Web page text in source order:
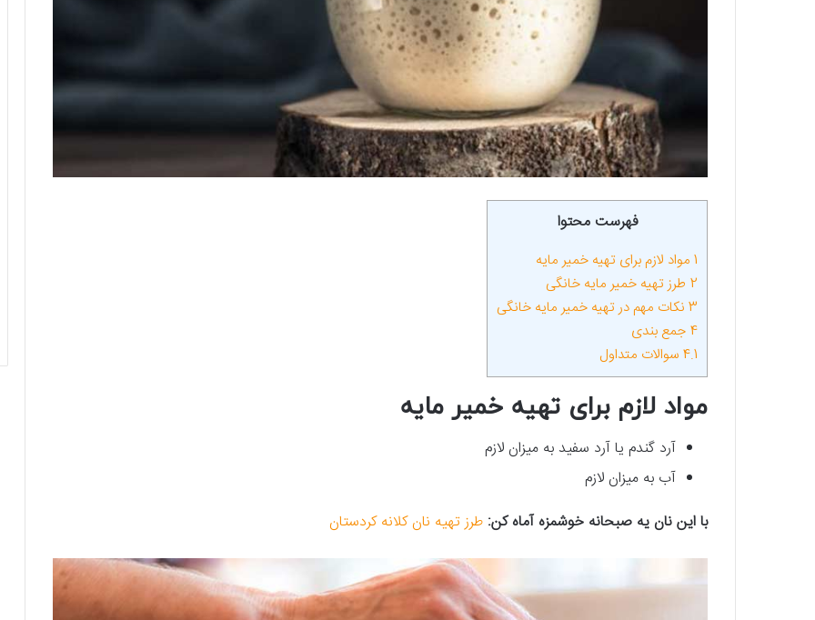
فهرست محتوا
1 مواد لازم برای تهیه خمیر مایه
2 طرز تهیه خمیر مایه خانگی
3 نکات مهم در تهیه خمیر مایه خانگی
4 جمع بندی
4.1 سوالات متداول
مواد لازم برای تهیه خمیر مایه
آرد گندم یا آرد سفید به میزان لازم
آب به میزان لازم
با این نان یه صبحانه خوشمزه آماه کن: طرز تهیه نان کلانه کردستان